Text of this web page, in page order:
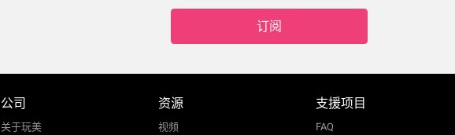
订阅
公司
关于玩美
资源
视频
支援项目
FAQ